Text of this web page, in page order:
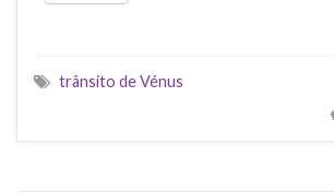
trânsito de Vénus